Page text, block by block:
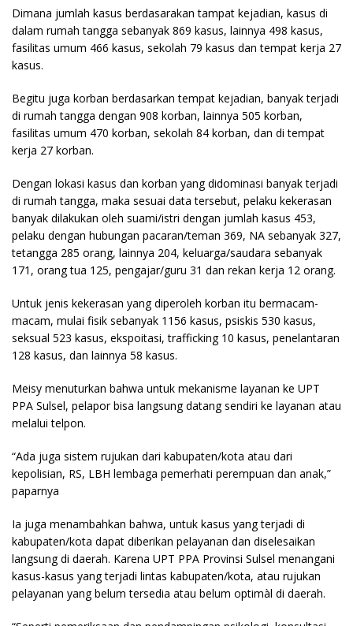
Dimana jumlah kasus berdasarakan tampat kejadian, kasus di
dalam rumah tangga sebanyak 869 kasus, lainnya 498 kasus,
fasilitas umum 466 kasus, sekolah 79 kasus dan tempat kerja 27
kasus.
Begitu juga korban berdasarkan tempat kejadian, banyak terjadi
di rumah tangga dengan 908 korban, lainnya 505 korban,
fasilitas umum 470 korban, sekolah 84 korban, dan di tempat
kerja 27 korban.
Dengan lokasi kasus dan korban yang didominasi banyak terjadi
di rumah tangga, maka sesuai data tersebut, pelaku kekerasan
banyak dilakukan oleh suami/istri dengan jumlah kasus 453,
pelaku dengan hubungan pacaran/teman 369, NA sebanyak 327,
tetangga 285 orang, lainnya 204, keluarga/saudara sebanyak
171, orang tua 125, pengajar/guru 31 dan rekan kerja 12 orang.
Untuk jenis kekerasan yang diperoleh korban itu bermacam-
macam, mulai fisik sebanyak 1156 kasus, psiskis 530 kasus,
seksual 523 kasus, ekspoitasi, trafficking 10 kasus, penelantaran
128 kasus, dan lainnya 58 kasus.
Meisy menuturkan bahwa untuk mekanisme layanan ke UPT
PPA Sulsel, pelapor bisa langsung datang sendiri ke layanan atau
melalui telpon.
“Ada juga sistem rujukan dari kabupaten/kota atau dari
kepolisian, RS, LBH lembaga pemerhati perempuan dan anak,”
paparnya
Ia juga menambahkan bahwa, untuk kasus yang terjadi di
kabupaten/kota dapat diberikan pelayanan dan diselesaikan
langsung di daerah. Karena UPT PPA Provinsi Sulsel menangani
kasus-kasus yang terjadi lintas kabupaten/kota, atau rujukan
pelayanan yang belum tersedia atau belum optimàl di daerah.